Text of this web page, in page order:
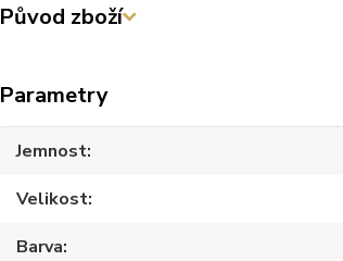
Původ zboží
Parametry
Jemnost
Velikost
Barva